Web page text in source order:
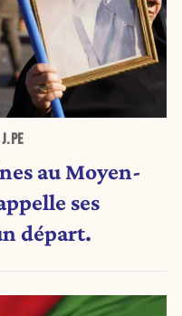
au Moyen-
ses
départ.